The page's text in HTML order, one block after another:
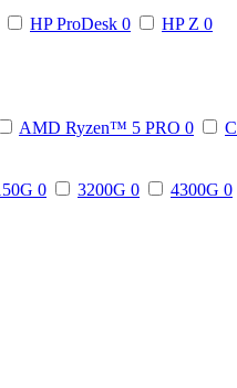
HP ProDesk 0 HP Z 0
AMD Ryzen™ 5 PRO 0
0 3200G 0 4300G 0